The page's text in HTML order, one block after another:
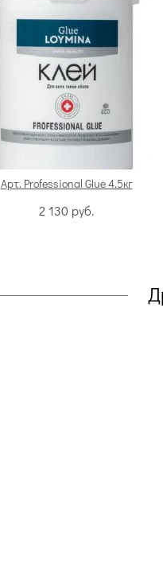
Арт. Professional Glue 4.5кг
2 130 руб.